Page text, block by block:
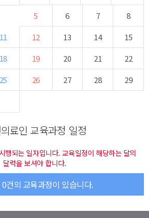
5
6 7
8
11 12 13 14
15
18 19 20 21
22
25 26 27 28
29
료인 교육과정 일정
되는 일자입니다. 교육일정이 해당하는 달의
달력을 보셔야 합니다.
건의 교육과정이 있습니다.